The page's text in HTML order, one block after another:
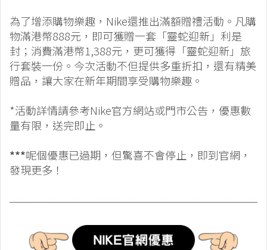
為了增添購物樂趣，Nike還推出滿額贈禮活動。凡購
物滿港幣888元，即可獲贈一套「靈蛇迎新」利是
封；消費滿港幣1,388元，更可獲得「靈蛇迎新」旅
行套裝一份。今次活動不但提供多重折扣，還有精美
贈品，讓大家在新年期間享受購物樂趣。
*活動詳情請參考Nike官方網站或門市公告，優惠數
量有限，送完即止。
***呢個優惠已過期，但驚喜不會停止，即到官網，
發現更多！